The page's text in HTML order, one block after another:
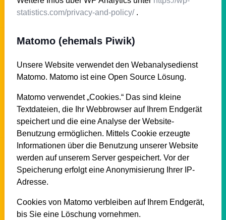
statistics.com/privacy-and-policy/.
Matomo (ehemals Piwik)
Unsere Website verwendet den Webanalysedienst
Matomo. Matomo ist eine Open Source Lösung.
Matomo verwendet „Cookies.“ Das sind kleine
Textdateien, die Ihr Webbrowser auf Ihrem Endgerät
speichert und die eine Analyse der Website-
Benutzung ermöglichen. Mittels Cookie erzeugte
Informationen über die Benutzung unserer Website
werden auf unserem Server gespeichert. Vor der
Speicherung erfolgt eine Anonymisierung Ihrer IP-
Adresse.
Cookies von Matomo verbleiben auf Ihrem Endgerät,
bis Sie eine Löschung vornehmen.